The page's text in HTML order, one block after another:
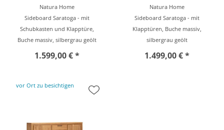
Natura Home
Sideboard Saratoga - mit
Schubkasten und Klapptüre,
Buche massiv, silbergrau geölt
1.599,00 € *
Natura Home
Sideboard Saratoga - mit
Klapptüren, Buche massiv,
silbergrau geölt
1.499,00 € *
vor Ort zu besichtigen